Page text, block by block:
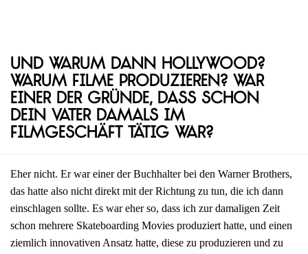
Und warum dann Hollywood?
Warum Filme produzieren? War
einer der Gründe, dass schon
dein Vater damals im
Filmgeschäft tätig war?
Eher nicht. Er war einer der Buchhalter bei den Warner Brothers,
das hatte also nicht direkt mit der Richtung zu tun, die ich dann
einschlagen sollte. Es war eher so, dass ich zur damaligen Zeit
schon mehrere Skateboarding Movies produziert hatte, und einen
ziemlich innovativen Ansatz hatte, diese zu produzieren und zu